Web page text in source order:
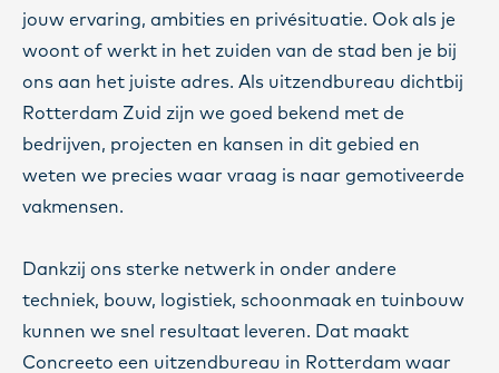
jouw ervaring, ambities en privésituatie. Ook als je
woont of werkt in het zuiden van de stad ben je bij
ons aan het juiste adres. Als uitzendbureau dichtbij
Rotterdam Zuid zijn we goed bekend met de
bedrijven, projecten en kansen in dit gebied en
weten we precies waar vraag is naar gemotiveerde
vakmensen.
Dankzij ons sterke netwerk in onder andere
techniek, bouw, logistiek, schoonmaak en tuinbouw
kunnen we snel resultaat leveren. Dat maakt
Concreeto een uitzendbureau in Rotterdam waar